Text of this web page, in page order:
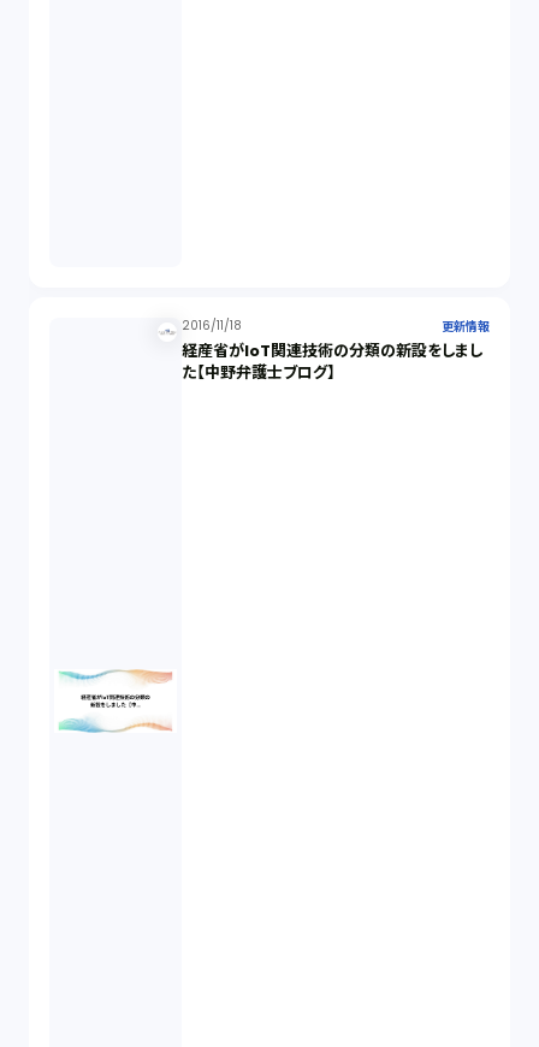
2016/11/18 更新情報
経産省がIoT関連技術の分類の新設をしまし
た【中野弁護士ブログ】